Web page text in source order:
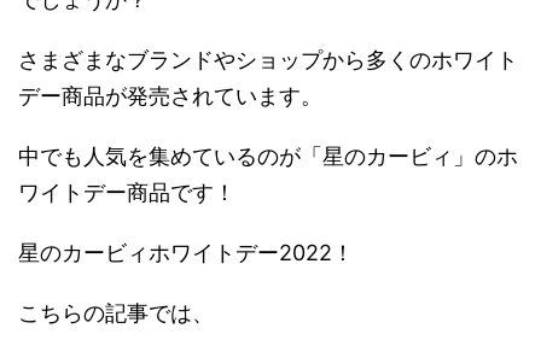
さまざまなブランドやショップから多くのホワイト
デー商品が発売されています。
中でも人気を集めているのが「星のカービィ」のホ
ワイトデー商品です！
星のカービィホワイトデー2022！
こちらの記事では、